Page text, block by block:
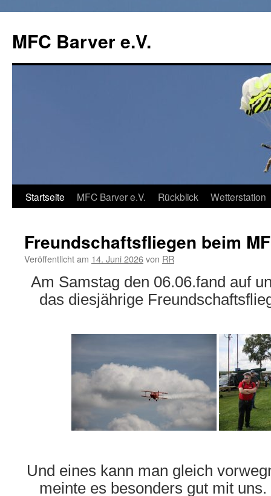
springen
MFC Barver e.V.
Startseite MFC Barver e.V. Rückblick Wetterstation
Freundschaftsfliegen beim
Veröffentlicht am 14. Juni 2026von RR
Am Samstag den 06.06.fand auf
das diesjährige
Und eines kann man gleich
meinte es besonders gut mit